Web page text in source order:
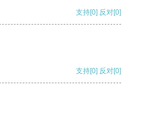
支持[0] 反对[0]
支持[0] 反对[0]